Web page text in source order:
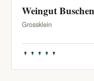
Weingut
Grossklein